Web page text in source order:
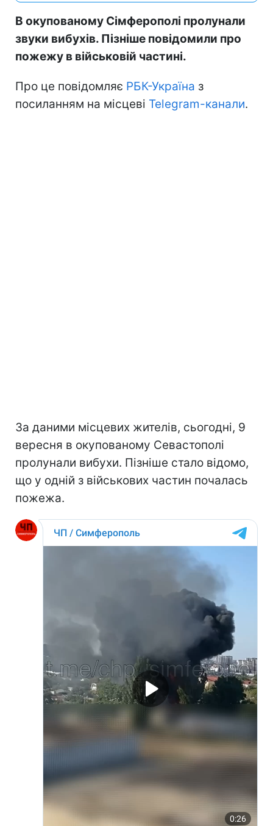
В окупованому Сімферополі пролунали
звуки вибухів. Пізніше повідомили про
пожежу в військовій частині.
Про це повідомляє РБК-Україна з
посиланням на місцеві Telegram-канали.
За даними місцевих жителів, сьогодні, 9
вересня в окупованому Севастополі
пролунали вибухи. Пізніше стало відомо,
що у одній з військових частин почалась
пожежа.